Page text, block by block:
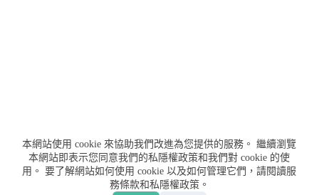
本網站使用 cookie 來協助我們改進為您提供的服務。
繼續瀏覽
本網站即表示您同意我們的私隱權政策和我們對 cookie 的使
用。
要了解網站如何使用 cookie 以及如何管理它們，請閱讀服
務條款和私隱權政策。
服務條款 私隱權政策